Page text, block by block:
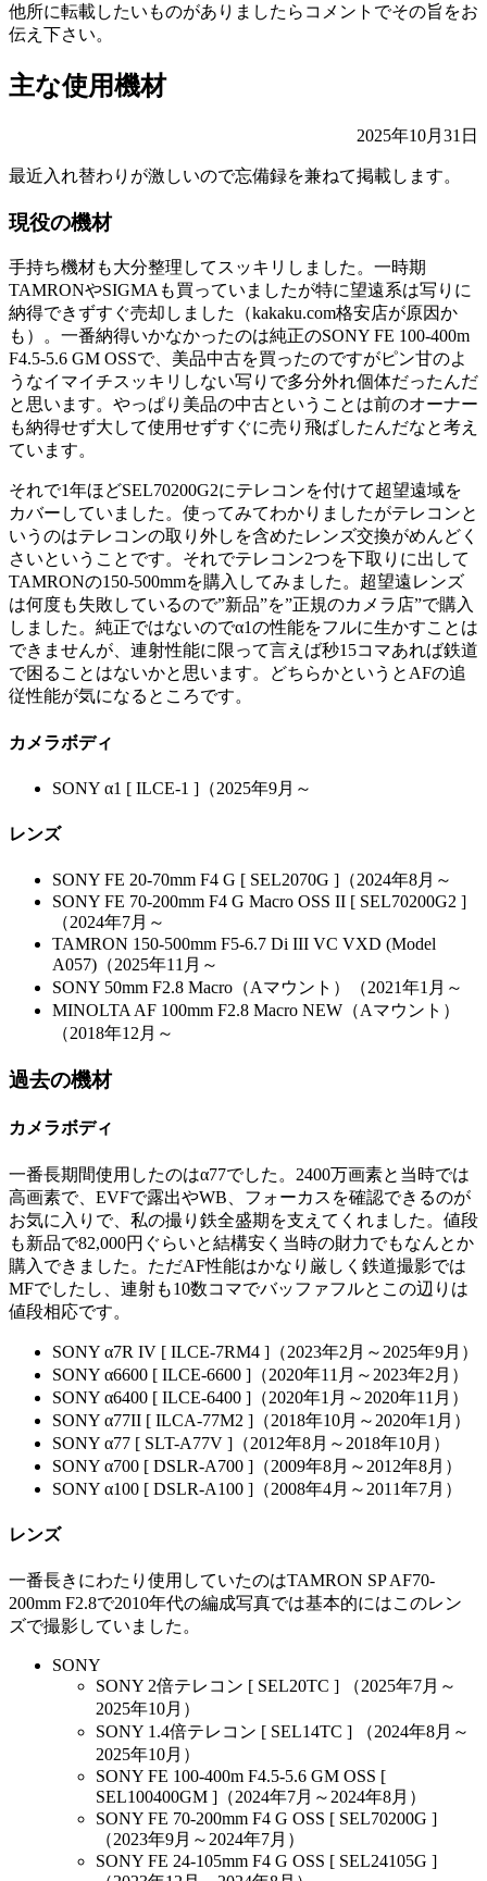
他所に転載したいものがありましたらコメントでその旨をお
伝え下さい。
主な使用機材
2025年10月31日
最近入れ替わりが激しいので忘備録を兼ねて掲載します。
現役の機材
手持ち機材も大分整理してスッキリしました。一時期
TAMRONやSIGMAも買っていましたが特に望遠系は写りに
納得できずすぐ売却しました（kakaku.com格安店が原因か
も）。一番納得いかなかったのは純正のSONY FE 100-400m
F4.5-5.6 GM OSSで、美品中古を買ったのですがピン甘のよ
うなイマイチスッキリしない写りで多分外れ個体だったんだ
と思います。やっぱり美品の中古ということは前のオーナー
も納得せず大して使用せずすぐに売り飛ばしたんだなと考え
ています。
それで1年ほどSEL70200G2にテレコンを付けて超望遠域を
カバーしていました。使ってみてわかりましたがテレコンと
いうのはテレコンの取り外しを含めたレンズ交換がめんどく
さいということです。それでテレコン2つを下取りに出して
TAMRONの150-500mmを購入してみました。超望遠レンズ
は何度も失敗しているので”新品”を”正規のカメラ店”で購入
しました。純正ではないのでα1の性能をフルに生かすことは
できませんが、連射性能に限って言えば秒15コマあれば鉄道
で困ることはないかと思います。どちらかというとAFの追
従性能が気になるところです。
カメラボディ
SONY α1 [ ILCE-1 ]（2025年9月～
レンズ
SONY FE 20-70mm F4 G [ SEL2070G ]（2024年8月～
SONY FE 70-200mm F4 G Macro OSS II [ SEL70200G2 ]
（2024年7月～
TAMRON 150-500mm F5-6.7 Di III VC VXD (Model
A057)（2025年11月～
SONY 50mm F2.8 Macro（Aマウント）（2021年1月～
MINOLTA AF 100mm F2.8 Macro NEW（Aマウント）
（2018年12月～
過去の機材
カメラボディ
一番長期間使用したのはα77でした。2400万画素と当時では
高画素で、EVFで露出やWB、フォーカスを確認できるのが
お気に入りで、私の撮り鉄全盛期を支えてくれました。値段
も新品で82,000円ぐらいと結構安く当時の財力でもなんとか
購入できました。ただAF性能はかなり厳しく鉄道撮影では
MFでしたし、連射も10数コマでバッファフルとこの辺りは
値段相応です。
SONY α7R IV [ ILCE-7RM4 ]（2023年2月～2025年9月）
SONY α6600 [ ILCE-6600 ]（2020年11月～2023年2月）
SONY α6400 [ ILCE-6400 ]（2020年1月～2020年11月）
SONY α77II [ ILCA-77M2 ]（2018年10月～2020年1月）
SONY α77 [ SLT-A77V ]（2012年8月～2018年10月）
SONY α700 [ DSLR-A700 ]（2009年8月～2012年8月）
SONY α100 [ DSLR-A100 ]（2008年4月～2011年7月）
レンズ
一番長きにわたり使用していたのはTAMRON SP AF70-
200mm F2.8で2010年代の編成写真では基本的にはこのレン
ズで撮影していました。
SONY
SONY 2倍テレコン [ SEL20TC ] （2025年7月～
2025年10月）
SONY 1.4倍テレコン [ SEL14TC ] （2024年8月～
2025年10月）
SONY FE 100-400m F4.5-5.6 GM OSS [
SEL100400GM ]（2024年7月～2024年8月）
SONY FE 70-200mm F4 G OSS [ SEL70200G ]
（2023年9月～2024年7月）
SONY FE 24-105mm F4 G OSS [ SEL24105G ]